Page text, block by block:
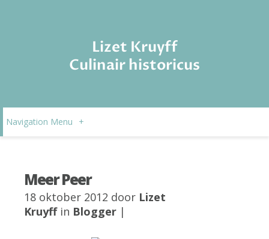
Lizet Kruyff
Culinair historicus
Navigation Menu +
Meer Peer
18 oktober 2012 door Lizet
Kruyffin Blogger |